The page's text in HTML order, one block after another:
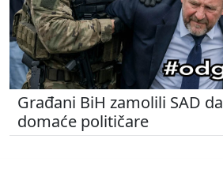
Građani BiH zamolili SAD
domaće političare